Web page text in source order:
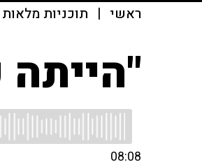
ראשי | תוכניות מלאות
08:08